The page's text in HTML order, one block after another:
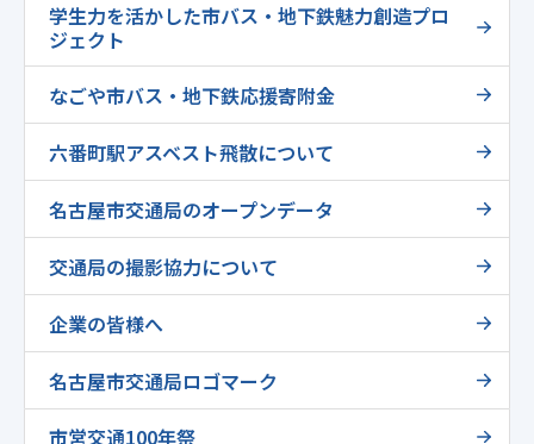
学生力を活かした市バス・地下鉄魅力創造プロ
ジェクト
なごや市バス・地下鉄応援寄附金
六番町駅アスベスト飛散について
名古屋市交通局のオープンデータ
交通局の撮影協力について
企業の皆様へ
名古屋市交通局ロゴマーク
市営交通100年祭